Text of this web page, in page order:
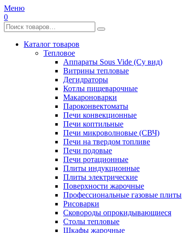
Меню
0
Каталог товаров
Тепловое
Аппараты Sous Vide (Су вид)
Витрины тепловые
Дегидраторы
Котлы пищеварочные
Макароноварки
Пароконвектоматы
Печи конвекционные
Печи коптильные
Печи микроволновые (СВЧ)
Печи на твердом топливе
Печи подовые
Печи ротационные
Плиты индукционные
Плиты электрические
Поверхности жарочные
Профессиональные газовые плиты
Рисоварки
Сковороды опрокидывающиеся
Столы тепловые
Шкафы жарочные